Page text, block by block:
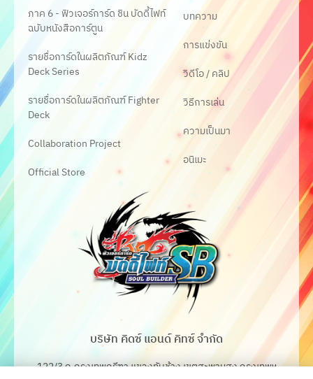
ภาค 6 - ฟิวเจอร์การ์ด ชิน บัดดี้ไฟท์
ฉบับหนังสือการ์ตูน
รายชื่อการ์ดในผลิตภัณฑ์ Kidz
Deck Series
รายชื่อการ์ดในผลิตภัณฑ์ Fighter
Deck
Collaboration Project
Official Store
บทความ
การแข่งขัน
วิดีโอ / คลิป
วิธีการเล่น
ความเป็นมา
อนิเมะ
บริษัท คิดซ์ แอนด์ คิทซ์ จำกัด
122/3 ถ.กรุงเทพกรีฑา แขวงทับช้าง เขตสะพานสูง กรุงเทพฯ